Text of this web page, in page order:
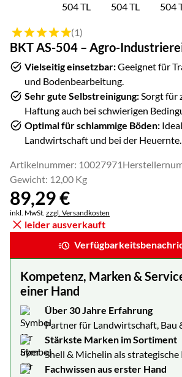
Bewertung: 5 von 5 (1 Bewertungen)
(1)
BKT AS-504 – Agro-
Vielseitig einsetzbar:Geeignet für
und Bodenbearbeitung.
Sehr gute Selbstreinigung: Sorgt für
Haftung auch bei schwierigen
Optimal für schlammige Böden:
Landwirtschaft und bei der Heuernte.
Artikelnummer: 10027971
Gewicht: 12,00 Kg
89,29€
Steuerhinweis:
inkl. MwSt. zzgl. Versandkosten
leider ausverkauft
Kompetenz, Marken &
einer Hand
Über 30 Jahre Erfahrung
Partner für Landwirtschaft, Bau
Stärkste Marken im Sortiment
Shell & Michelin als
Fachwissen aus erster Hand